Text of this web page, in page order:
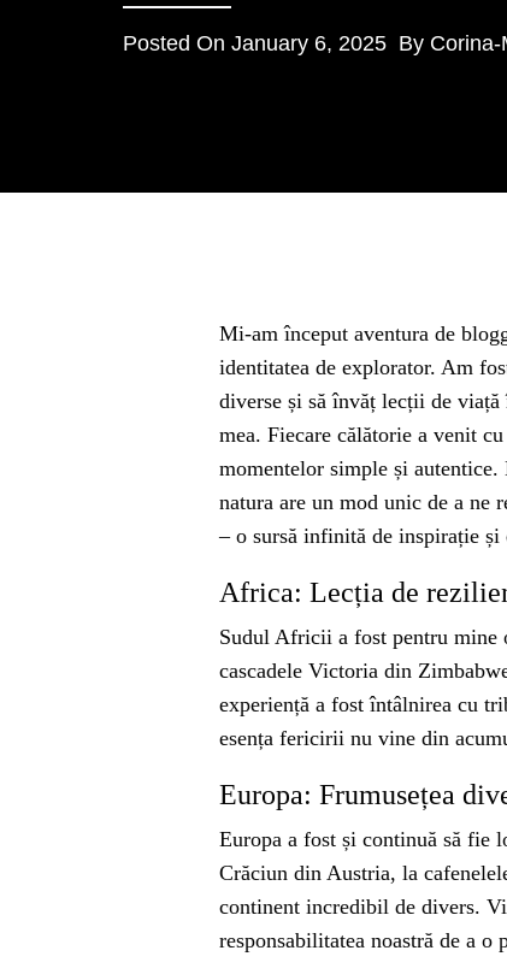
Posted On January 6, 2025 By Corina-
Mi-am început aventura de
identitatea de explorator. Am
diverse și să învăț lecții de
mea. Fiecare călătorie a venit
momentelor simple și
natura are un mod unic de a ne
– o sursă infinită de inspirație și
Africa: Lecția de
Sudul Africii a fost pentru mine
cascadele Victoria din
experiență a fost întâlnirea cu
esența fericirii nu vine din
Europa: Frumusețea
Europa a fost și continuă să fie
Crăciun din Austria, la
continent incredibil de divers.
responsabilitatea noastră de a o